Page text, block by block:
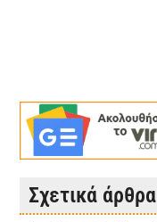
Σχετικά άρθρα